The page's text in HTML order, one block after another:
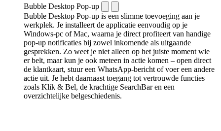
Bubble Desktop Pop-up
Bubble Desktop Pop-up is een slimme toevoeging aan je
werkplek. Je installeert de applicatie eenvoudig op je
Windows-pc of Mac, waarna je direct profiteert van handige
pop-up notificaties bij zowel inkomende als uitgaande
gesprekken. Zo weet je niet alleen op het juiste moment wie
er belt, maar kun je ook meteen in actie komen – open direct
de klantkaart, stuur een WhatsApp-bericht of voer een andere
actie uit. Je hebt daarnaast toegang tot vertrouwde functies
zoals Klik & Bel, de krachtige SearchBar en een
overzichtelijke belgeschiedenis.